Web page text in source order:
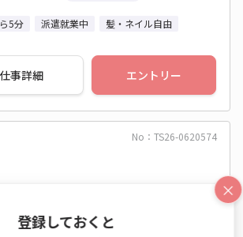
5分 派遣就業中 髪・ネイル自由
仕事詳細 エントリー
No：TS26-0620574
～
×
登録しておくと